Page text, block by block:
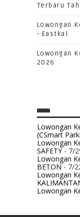
Terbaru
Lowongan
- Eastkal
Lowongan
2026
Lowongan
(CSmart
Lowongan
SAFETY- 7/
Lowongan
BETON- 7/
Lowongan
Lowongan